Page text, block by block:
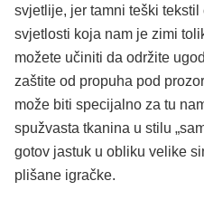
svjetlije, jer tamni teški
svjetlosti koja nam je zimi
možete učiniti da održite
zaštite od propuha pod
može biti specijalno za tu
spužvasta tkanina u stilu
gotov jastuk u obliku velike
plišane igračke.